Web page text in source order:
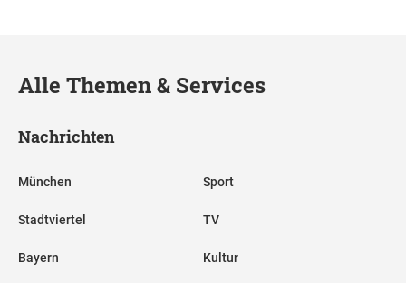
Alle Themen & Services
Nachrichten
München
Stadtviertel
Bayern
Sport
TV
Kultur